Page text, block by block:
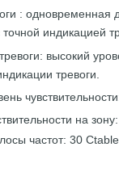
: одновременная
точной индикацией
высокий
тревоги.
на зону:
частот: 30 Ctable